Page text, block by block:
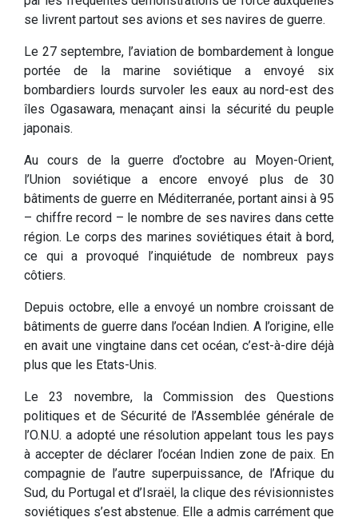
se livrent partout ses avions et ses navires de guerre.
Le 27 septembre, l’aviation de bombardement à longue
portée de la marine soviétique a envoyé six
bombardiers lourds survoler les eaux au nord-est des
îles Ogasawara, menaçant ainsi la sécurité du peuple
japonais.
Au cours de la guerre d’octobre au Moyen-Orient,
l’Union soviétique a encore envoyé plus de 30
bâtiments de guerre en Méditerranée, portant ainsi à 95
– chiffre record – le nombre de ses navires dans cette
région. Le corps des marines soviétiques était à bord,
ce qui a provoqué l’inquiétude de nombreux pays
côtiers.
Depuis octobre, elle a envoyé un nombre croissant de
bâtiments de guerre dans l’océan Indien. A l’origine, elle
en avait une vingtaine dans cet océan, c’est-à-dire déjà
plus que les Etats-Unis.
Le 23 novembre, la Commission des Questions
politiques et de Sécurité de l’Assemblée générale de
l’O.N.U. a adopté une résolution appelant tous les pays
à accepter de déclarer l’océan Indien zone de paix. En
compagnie de l’autre superpuissance, de l’Afrique du
Sud, du Portugal et d’Israël, la clique des révisionnistes
soviétiques s’est abstenue. Elle a admis carrément que